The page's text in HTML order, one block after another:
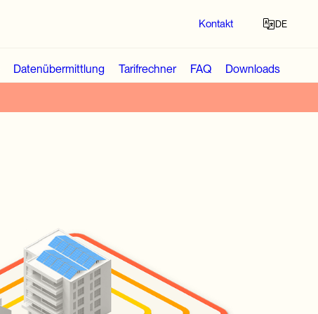
Kontakt DE
Datenübermittlung Tarifrechner FAQ Downloads